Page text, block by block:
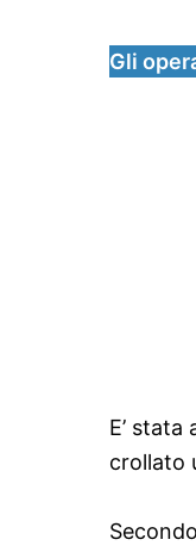
Gli
E’
crollato